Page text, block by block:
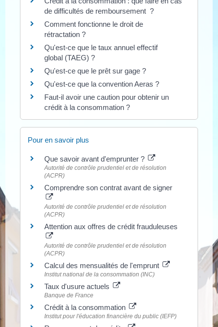
de difficultés de remboursement ?
Comment fonctionne le droit de
rétractation ?
Qu'est-ce que le taux annuel effectif
global (TAEG) ?
Qu'est-ce que le prêt sur gage ?
Qu'est-ce que la convention Aeras ?
Faut-il avoir une caution pour obtenir un
crédit à la consommation ?
Pour en savoir plus
Que savoir avant d'emprunter ?
Autorité de contrôle prudentiel et de résolution
(ACPR)
Comprendre son contrat avant de signer
Autorité de contrôle prudentiel et de résolution
(ACPR)
Attention aux offres de crédit frauduleuses
Autorité de contrôle prudentiel et de résolution
(ACPR)
Calcul des mensualités de l'emprunt
Institut national de la consommation (INC)
Taux d'usure actuels
Banque de France
Crédit à la consommation
Institut pour l'éducation financière du public (IEFP)